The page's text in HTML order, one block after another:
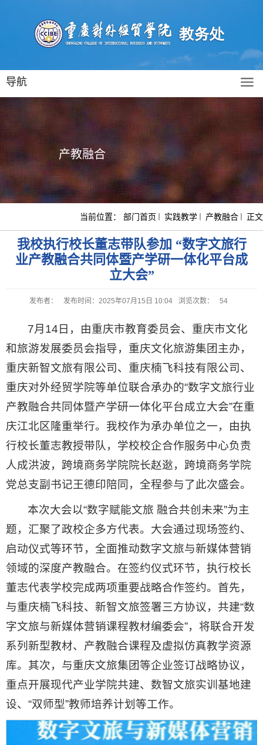
导航
产教融合
当前位置： 部门首页 实践教学 产教融合 正文
我校执行校长董志带队参加 “数字文旅行
业产教融合共同体暨产学研一体化平台成
立大会”
发布者： 发布时间：2025年07月15日 10:04 浏览次数： 54
7月14日，由重庆市教育委员会、重庆市文化
和旅游发展委员会指导，重庆文化旅游集团主办，
重庆新智文旅有限公司、重庆楠飞科技有限公司、
重庆对外经贸学院等单位联合承办的“数字文旅行业
产教融合共同体暨产学研一体化平台成立大会”在重
庆江北区隆重举行。我校作为承办单位之一，由执
行校长董志教授带队，学校校企合作服务中心负责
人成洪波，跨境商务学院院长赵逖，跨境商务学院
党总支副书记王德印陪同，全程参与了此次盛会。
本次大会以“数字赋能文旅 融合共创未来”为主
题，汇聚了政校企多方代表。大会通过现场签约、
启动仪式等环节，全面推动数字文旅与新媒体营销
领域的深度产教融合。在签约仪式环节，执行校长
董志代表学校完成两项重要战略合作签约。首先，
与重庆楠飞科技、新智文旅签署三方协议，共建“数
字文旅与新媒体营销课程教材编委会”，将联合开发
系列新型教材、产教融合课程及虚拟仿真教学资源
库。其次，与重庆文旅集团等企业签订战略协议，
重点开展现代产业学院共建、数智文旅实训基地建
设、“双师型”教师培养计划等工作。